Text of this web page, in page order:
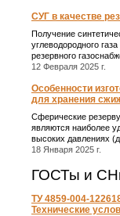
СУГ в качестве
Получение
углеводородного
резервного
12 Февраля 2025 г.
Особенности
для хранения
Сферические
являются наиболее
высоких давлениях
18 Января 2025 г.
ГОСТы и
ТУ 4859-004-
Технические